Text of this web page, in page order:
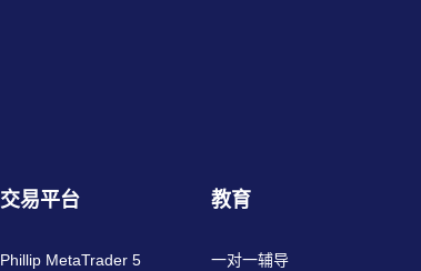
交易平台
Phillip MetaTrader 5
教育
一对一辅导